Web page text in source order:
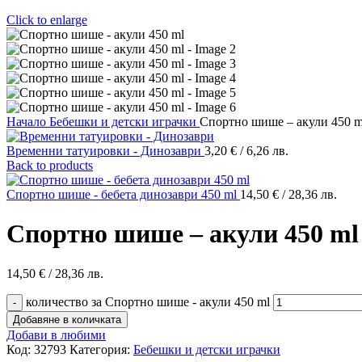
Click to enlarge
Начало Бебешки и детски играчки Спортно шише – акули 450
Временни татуировки - Динозаври 3,20 € / 6,26 лв.
Back to products
Спортно шише - бебета динозаври 450 ml 14,50 € / 28,36 лв.
Спортно шише – акули 450 ml
14,50 € / 28,36 лв.
количество за Спортно шише - акули 450 ml
Добавяне в количката
Добави в любими
Код: 32793 Категория: Бебешки и детски играчки